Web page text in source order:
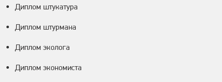
Диплом штукатура
Диплом штурмана
Диплом эколога
Диплом экономиста